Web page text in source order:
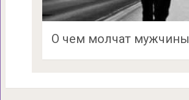
О чем молчат мужчины